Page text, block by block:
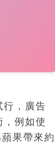
行，廣告
例如使
果帶來約